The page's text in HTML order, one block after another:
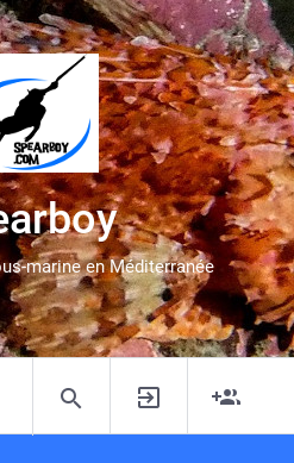
marine en Méditerranée